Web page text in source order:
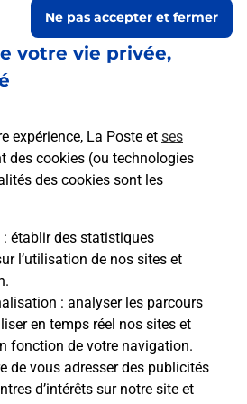
votre vie privée,
expérience, La Poste et ses
des cookies (ou technologies
des cookies sont les
: établir des statistiques
l’utilisation de nos sites et
: analyser les parcours
en temps réel nos sites et
fonction de votre navigation.
de vous adresser des publicités
d’intérêts sur notre site et
Ne pas accepter et fermer
aujourd'hui à 08h30
onglet